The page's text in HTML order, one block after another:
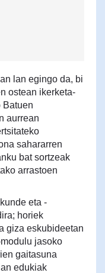
lan egingo da, bi
ostean ikerketa-
Batuen
aurrean
sahararren
bat sortzeak
arrastoen
eta -
horiek
giza eskubideetan
jasoko
gaitasuna
edukiak